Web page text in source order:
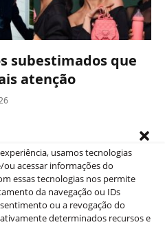
usamos tecnologias
acessar informações do
essas tecnologias nos permite
da navegação ou IDs
ou a revogação do
determinados recursos e
subestimados que
atenção
No…